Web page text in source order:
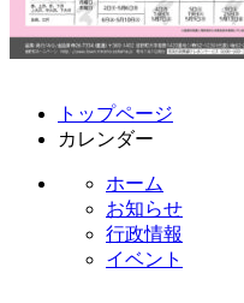
トップページ
カレンダー
ホーム
お知らせ
行政情報
イベント